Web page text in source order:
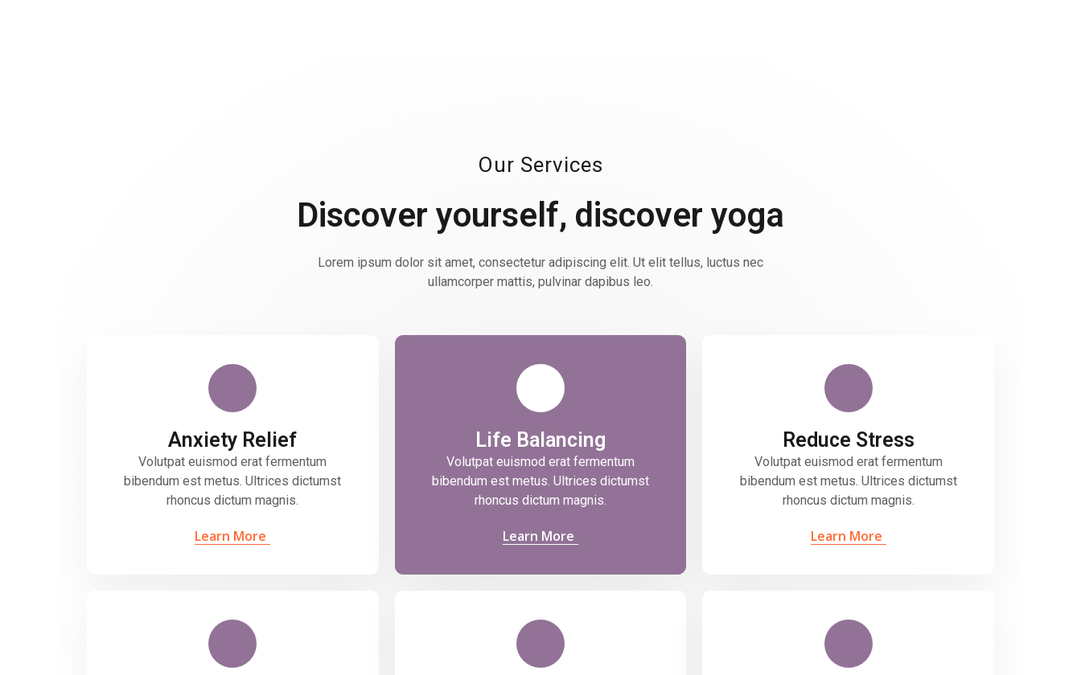
Our Services
Discover yourself, discover yoga
Lorem ipsum dolor sit amet, consectetur adipiscing elit. Ut elit tellus, luctus nec
ullamcorper mattis, pulvinar dapibus leo.
Anxiety Relief
Volutpat euismod erat fermentum
bibendum est metus. Ultrices dictumst
rhoncus dictum magnis.
Learn More
Life Balancing
Volutpat euismod erat fermentum
bibendum est metus. Ultrices dictumst
rhoncus dictum magnis.
Learn More
Reduce Stress
Volutpat euismod erat fermentum
bibendum est metus. Ultrices dictumst
rhoncus dictum magnis.
Learn More